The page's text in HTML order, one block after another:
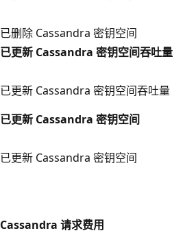
已删除 Cassandra 密钥空间
已更新 Cassandra 密钥空间吞吐量
已更新 Cassandra 密钥空间吞吐量
已更新 Cassandra 密钥空间
已更新 Cassandra 密钥空间
Cassandra 请求费用